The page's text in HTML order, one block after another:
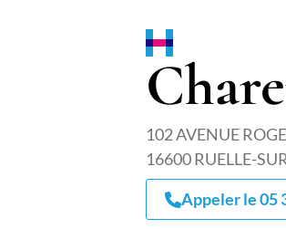
102 AVENUE
16600 RUELLE-
Appeler le 05